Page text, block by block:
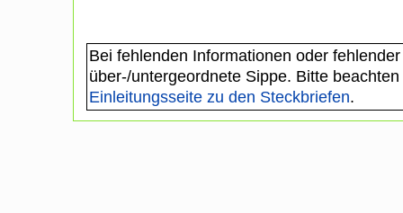
Bei fehlenden Informationen oder
über-/untergeordnete Sippe. Bitte
Einleitungsseite zu den Steckbriefen.